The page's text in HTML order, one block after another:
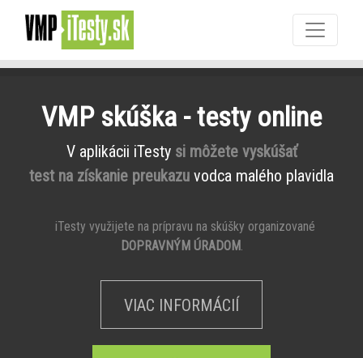
VMP skúška - testy online
V aplikácii iTesty si môžete vyskúšať
test na získanie preukazu vodca malého plavidla
iTesty využijete na prípravu na skúšky organizované
DOPRAVNÝM ÚRADOM.
VIAC INFORMÁCIÍ